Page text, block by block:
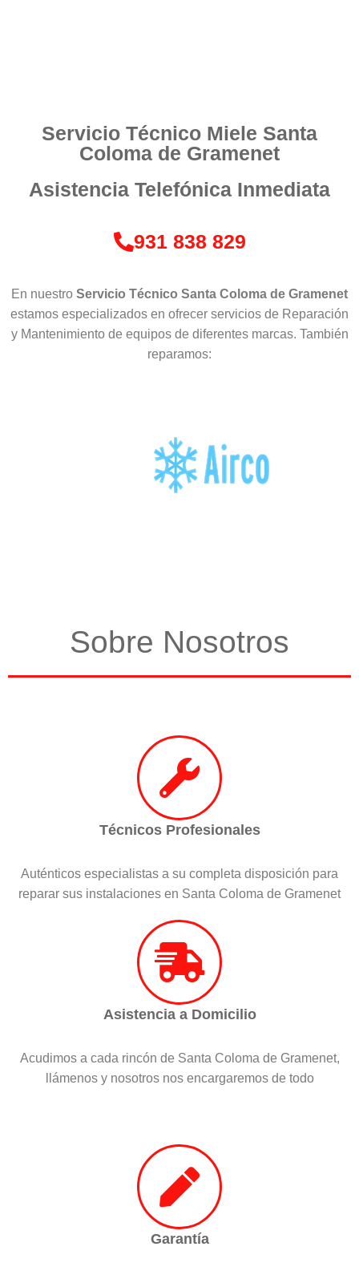
Servicio Técnico Miele Santa
Coloma de Gramenet
Asistencia Telefónica Inmediata
931 838 829
En nuestro Servicio Técnico Santa Coloma de Gramenet
estamos especializados en ofrecer servicios de Reparación
y Mantenimiento de equipos de diferentes marcas. También
reparamos:
Sobre Nosotros
Técnicos Profesionales
Auténticos especialistas a su completa disposición para
reparar sus instalaciones en Santa Coloma de Gramenet
Asistencia a Domicilio
Acudimos a cada rincón de Santa Coloma de Gramenet,
llámenos y nosotros nos encargaremos de todo
Garantía